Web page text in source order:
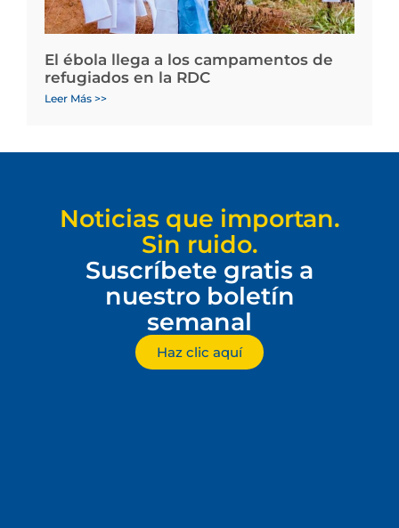
El ébola llega a los campamentos de
refugiados en la RDC
Leer Más >>
Noticias que importan.
Sin ruido.
Suscríbete gratis a
nuestro boletín
semanal
Haz clic aquí